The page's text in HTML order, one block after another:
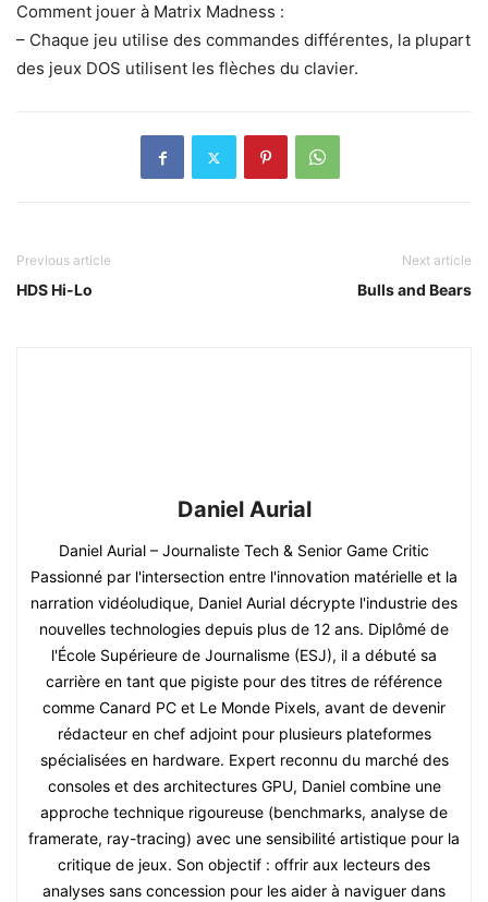
Comment jouer à Matrix Madness :
– Chaque jeu utilise des commandes différentes, la plupart
des jeux DOS utilisent les flèches du clavier.
Previous article
HDS Hi-Lo
Next article
Bulls and Bears
Daniel Aurial
Daniel Aurial – Journaliste Tech & Senior Game Critic
Passionné par l'intersection entre l'innovation matérielle et la
narration vidéoludique, Daniel Aurial décrypte l'industrie des
nouvelles technologies depuis plus de 12 ans. Diplômé de
l'École Supérieure de Journalisme (ESJ), il a débuté sa
carrière en tant que pigiste pour des titres de référence
comme Canard PC et Le Monde Pixels, avant de devenir
rédacteur en chef adjoint pour plusieurs plateformes
spécialisées en hardware. Expert reconnu du marché des
consoles et des architectures GPU, Daniel combine une
approche technique rigoureuse (benchmarks, analyse de
framerate, ray-tracing) avec une sensibilité artistique pour la
critique de jeux. Son objectif : offrir aux lecteurs des
analyses sans concession pour les aider à naviguer dans